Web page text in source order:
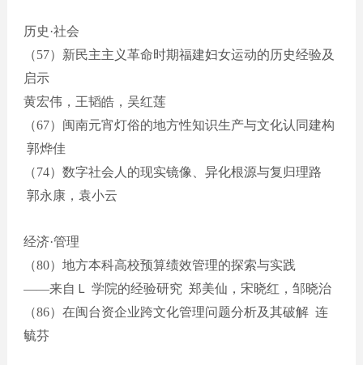
历史 ·社会
（57）新民主主义革命时期福建妇女运动的历史经验及
启示
黄宏伟，王韬皓，吴红莲
（67）闽南元宵灯俗的地方性知识生产与文化认同建构
郭烨佳
（74）数字社会人的现实镜像
异化根源与复归理路
郭永康，袁小云
经济·管理
（80）地方本科高校预算绩效管理的探索与实践
——来自 Ｌ 学院的经验研究 郑美仙，宋晓红，邹晓治
（86）在闽台资企业跨文化管理问题分析及其破解 连
毓芬